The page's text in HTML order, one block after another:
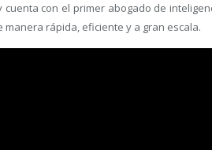
con el primer abogado de
rápida, eficiente y a gran escala.